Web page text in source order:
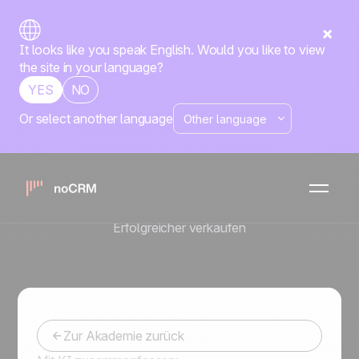
It looks like you speak English. Would you like to view
the site in your language?
YES
NO
Or select another languageNo-code-
Auslöser und
Erfolgreicher verkaufen
Zur Akademie zurück